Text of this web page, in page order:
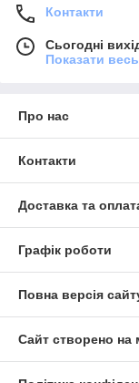
Контакти
Сьогодні
Показати
Про нас
Контакти
Доставка та
Графік роботи
Повна версія
Сайт створено на